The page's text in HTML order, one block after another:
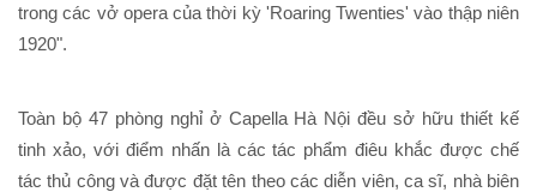
trong các vở opera của thời kỳ 'Roaring Twenties' vào thập niên
1920".
Toàn bộ 47 phòng nghỉ ở Capella Hà Nội đều sở hữu thiết kế
tinh xảo, với điểm nhấn là các tác phẩm điêu khắc được chế
tác thủ công và được đặt tên theo các diễn viên, ca sĩ, nhà biên